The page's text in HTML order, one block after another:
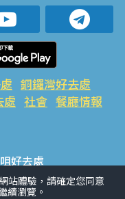
銅鑼灣好去處
處 社會 餐廳情報
好去處
旺角好去處 社會
站體驗，請確定您同意
續瀏覽。